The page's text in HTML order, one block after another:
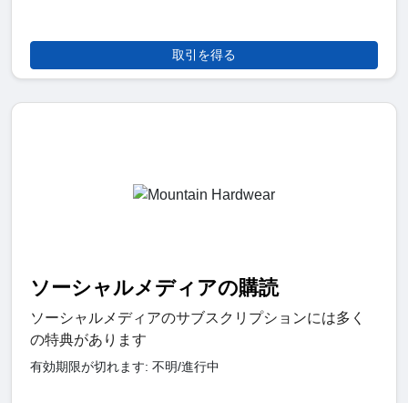
取引を得る
ソーシャルメディアの購読
ソーシャルメディアのサブスクリプションには多く
の特典があります
有効期限が切れます: 不明/進行中